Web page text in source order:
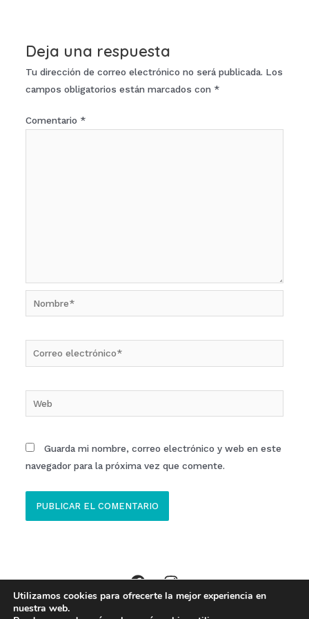
Deja una respuesta
Tu dirección de correo electrónico no será publicada. Los
campos obligatorios están marcados con *
Comentario *
Nombre*
electrónico*
Guarda mi nombre, correo electrónico y web en este
navegador para la próxima vez que comente.
Copyright © 2026 Clinica ECOM Ibi //
Utilizamos cookies para ofrecerte la mejor experiencia en
nuestra web.